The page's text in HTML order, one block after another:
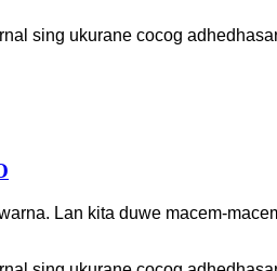
sing ukurane cocog
Lan kita duwe macem-